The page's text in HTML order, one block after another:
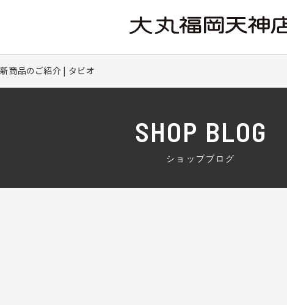
新商品のご紹介 | タビオ
SHOP BLOG
ショップブログ